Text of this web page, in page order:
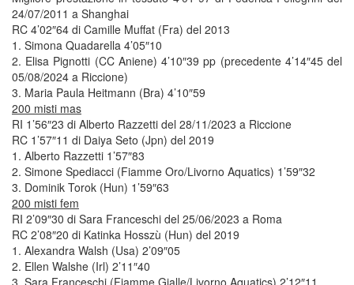
24/07/2011 a Shanghai
RC 4’02″64 di Camille Muffat (Fra) del 2013
1. Simona Quadarella 4’05″10
2. Elisa Pignotti (CC Aniene) 4’10″39 pp (precedente 4’14″45 del
05/08/2024 a Riccione)
3. Maria Paula Heitmann (Bra) 4’10″59
200 misti mas
RI 1’56″23 di Alberto Razzetti del 28/11/2023 a Riccione
RC 1’57″11 di Daiya Seto (Jpn) del 2019
1. Alberto Razzetti 1’57″83
2. Simone Spediacci (Fiamme Oro/Livorno Aquatics) 1’59″32
3. Dominik Torok (Hun) 1’59″63
200 misti fem
RI 2’09″30 di Sara Franceschi del 25/06/2023 a Roma
RC 2’08″20 di Katinka Hosszù (Hun) del 2019
1. Alexandra Walsh (Usa) 2’09″05
2. Ellen Walshe (Irl) 2’11″40
3. Sara Franceschi (Fiamme Gialle/Livorno Aquatics) 2’12″11